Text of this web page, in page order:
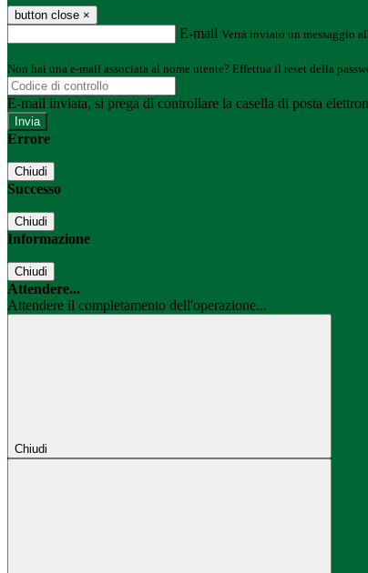
button close ×
E-mail Verrà inviato un messaggio
Non hai una e-mail associata al nome utente? Effettua il reset della
E-mail inviata, si prega di controllare la casella di posta
Errore
Chiudi
Successo
Chiudi
Informazione
Chiudi
Attendere...
Attendere il completamento dell'operazione...
Chiudi